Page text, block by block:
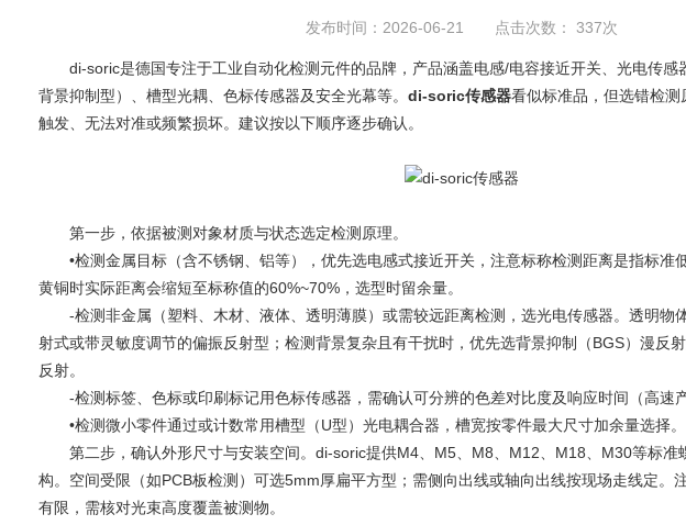
发布时间：2026-06-21 点击次数： 337次
di-soric是德国专注于工业自动化检测元件的品牌，产品涵盖电感/电容接近开关、光电传感
背景抑制型）、槽型光耦、色标传感器及安全光幕等。 di-soric传感器看似标准品，但选错检
触发、无法对准或频繁损坏。建议按以下顺序逐步确认。
第一步，依据被测对象材质与状态选定检测原理。
•检测金属目标（含不锈钢、铝等），优先选电感式接近开关，注意标称检测距离是指标准
黄铜时实际距离会缩短至标称值的60%~70%，选型时留余量。
-检测非金属（塑料、木材、液体、透明薄膜）或需较远距离检测，选光电传感器。透明物
射式或带灵敏度调节的偏振反射型；检测背景复杂且有干扰时，优先选背景抑制（BGS）漫反
反射。
-检测标签、色标或印刷标记用色标传感器，需确认可分辨的色差对比度及响应时间（高速产
•检测微小零件通过或计数常用槽型（U型）光电耦合器，槽宽按零件最大尺寸加余量选择。
第二步，确认外形尺寸与安装空间。di-soric提供M4、M5、M8、M12、M18、M30等标准
构。空间受限（如PCB板检测）可选5mm厚扁平方型；需侧向出线或轴向出线按现场走线定。
有限，需核对光束高度覆盖被测物。